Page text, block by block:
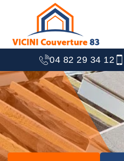
04 82 29 34 12